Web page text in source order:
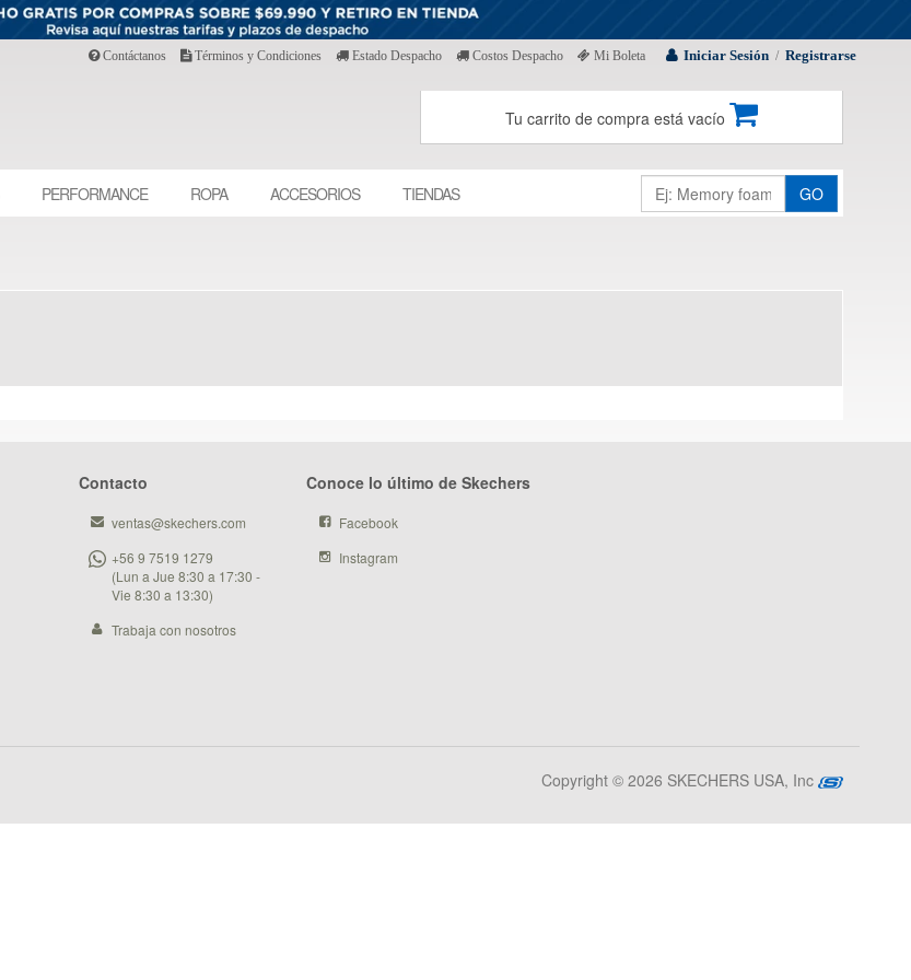
Iniciar Sesión / Registrarse
Contáctanos Términos y Condiciones Estado Despacho Costos Despacho Mi Boleta
Tu carrito de compra está vacío
PERFORMANCE ROPA ACCESORIOS TIENDAS GO
Contacto
ventas@skechers.com
+56 9 7519 1279
(Lun a Jue 8:30 a 17:30 -
Vie 8:30 a 13:30)
Trabaja con nosotros
Conoce lo último de Skechers
Facebook
Instagram
Copyright © 2026 SKECHERS USA, Inc